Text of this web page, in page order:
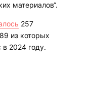
материалов“.
257
из которых
в 2024 году.